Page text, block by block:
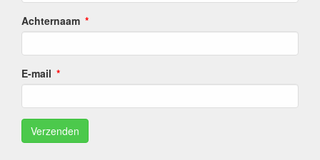
Achternaam
E-mail